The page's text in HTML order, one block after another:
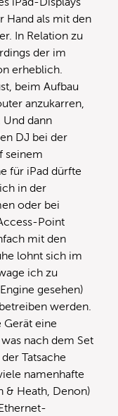
Hand als mit den
In Relation zu
der im
erheblich.
beim Aufbau
anzukarren,
dann
DJ bei der
seinem
für iPad dürfte
in der
oder bei
Point
mit den
lohnt sich im
ich zu
gesehen)
werden.
Gerät eine
nach dem Set
Tatsache
namenhafte
& Heath, Denon)